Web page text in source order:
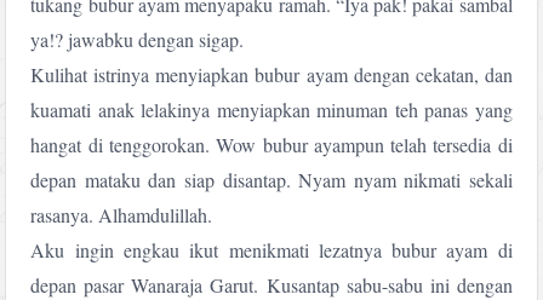
ya!? jawabku dengan sigap.
Kulihat istrinya menyiapkan bubur ayam dengan cekatan, dan
kuamati anak lelakinya menyiapkan minuman teh panas yang
hangat di tenggorokan. Wow bubur ayampun telah tersedia di
depan mataku dan siap disantap. Nyam nyam nikmati sekali
rasanya. Alhamdulillah.
Aku ingin engkau ikut menikmati lezatnya bubur ayam di
depan pasar Wanaraja Garut. Kusantap sabu-sabu ini dengan